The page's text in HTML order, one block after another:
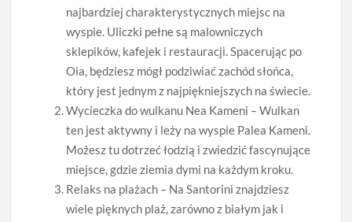
najbardziej charakterystycznych miejsc na
wyspie. Uliczki pełne są malowniczych
sklepików, kafejek i restauracji. Spacerując po
Oia, będziesz mógł podziwiać zachód słońca,
który jest jednym z najpiękniejszych na świecie.
Wycieczka do wulkanu Nea Kameni – Wulkan
ten jest aktywny i leży na wyspie Palea Kameni.
Możesz tu dotrzeć łodzią i zwiedzić fascynujące
miejsce, gdzie ziemia dymi na każdym kroku.
Relaks na plażach – Na Santorini znajdziesz
wiele pięknych plaż, zarówno z białym jak i